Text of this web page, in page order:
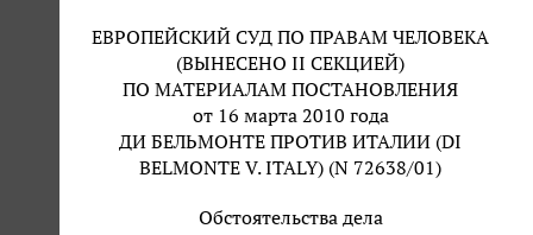
ЕВРОПЕЙСКИЙ СУД ПО ПРАВАМ ЧЕЛОВЕКА
(ВЫНЕСЕНО II СЕКЦИЕЙ)
ПО МАТЕРИАЛАМ ПОСТАНОВЛЕНИЯ
от 16 марта 2010 года
ДИ БЕЛЬМОНТЕ ПРОТИВ ИТАЛИИ (DI
BELMONTE V. ITALY) (N 72638/01)
Обстоятельства дела